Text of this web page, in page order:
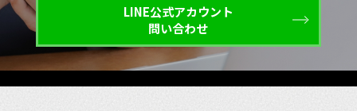
LINE公式アカウント
問い合わせ